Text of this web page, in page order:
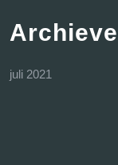
juli 2021